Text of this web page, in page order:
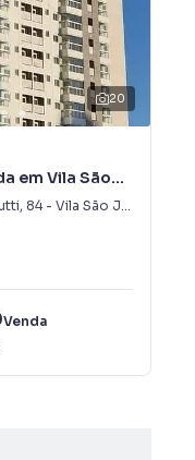
20
em Vila São
, 84- Vila São José
Venda